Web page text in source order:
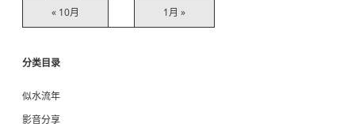
« 10月 1月 »
分类目录
似水流年
影音分享